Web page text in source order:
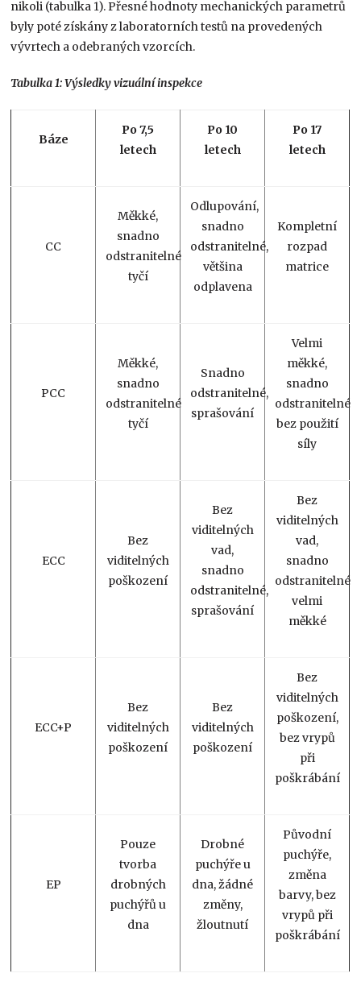
nikoli (tabulka 1). Přesné hodnoty mechanických parametrů
byly poté získány z laboratorních testů na provedených
vývrtech a odebraných vzorcích.
Tabulka 1: Výsledky vizuální inspekce
Báze
Po 7,5
letech
Po 10
letech
Po 17
letech
CC
Měkké,
snadno
odstranitelné
tyčí
Odlupování,
snadno
odstranitelné,
většina
odplavena
Kompletní
rozpad
matrice
PCC
Měkké,
snadno
odstranitelné
tyčí
Snadno
odstranitelné,
sprašování
Velmi
měkké,
snadno
odstranitelné
bez použití
síly
ECC
Bez
viditelných
poškození
Bez
viditelných
vad,
snadno
odstranitelné,
sprašování
Bez
viditelných
vad,
snadno
odstranitelné,
velmi
měkké
ECC+P
Bez
viditelných
poškození
Bez
viditelných
poškození
Bez
viditelných
poškození,
bez vrypů
při
poškrábání
EP
Pouze
tvorba
drobných
puchýřů u
dna
Drobné
puchýře u
dna, žádné
změny,
žloutnutí
Původní
puchýře,
změna
barvy, bez
vrypů při
poškrábání